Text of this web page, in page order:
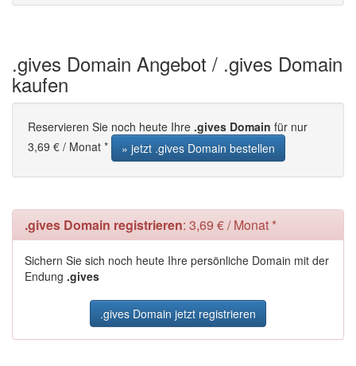
.gives Domain Angebot / .gives Domain
kaufen
Reservieren Sie noch heute Ihre .gives Domain für nur
3,69 € / Monat *
» jetzt .gives Domain bestellen
.gives Domain registrieren: 3,69 € / Monat *
Sichern Sie sich noch heute Ihre persönliche Domain mit der
Endung .gives
.gives Domain jetzt registrieren